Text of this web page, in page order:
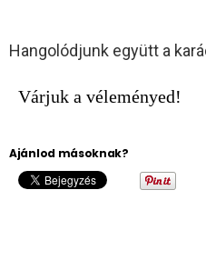
Hangolódjunk együtt a
Várjuk a véleményed!
Ajánlod másoknak?